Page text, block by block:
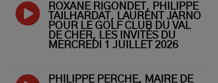
ROXANE RIGONDET, PHILIPPE
TAILHARDAT, LAURENT JARNO
POUR LE GOLF CLUB DU VAL
DE CHER, LES INVITÉS DU
MERCREDI 1 JUILLET 2026
PHILIPPE PERCHE, MAIRE DE